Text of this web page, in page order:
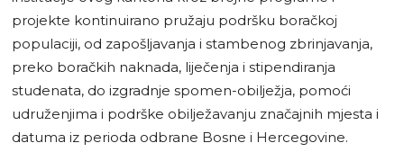
projekte kontinuirano pružaju podršku boračkoj
populaciji, od zapošljavanja i stambenog zbrinjavanja,
preko boračkih naknada, liječenja i stipendiranja
studenata, do izgradnje spomen-obilježja, pomoći
udruženjima i podrške obilježavanju značajnih mjesta i
datuma iz perioda odbrane Bosne i Hercegovine.